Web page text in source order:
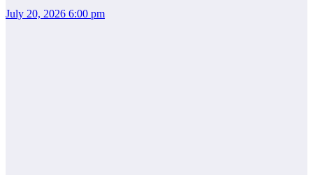
July 20, 2026 6:00 pm